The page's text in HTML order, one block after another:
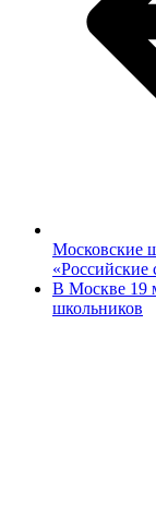
Московские
«Российские
В Москве 19
школьников